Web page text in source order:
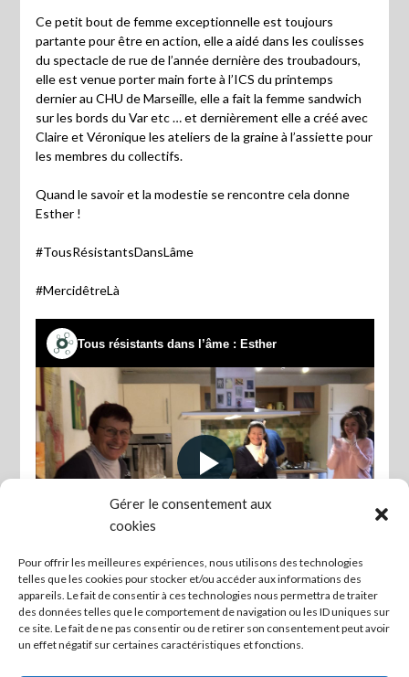
Gérer le consentement aux
cookies
Pour offrir les meilleures expériences, nous utilisons des technologies
telles que les cookies pour stocker et/ou accéder aux informations des
appareils. Le fait de consentir à ces technologies nous permettra de traiter
des données telles que le comportement de navigation ou les ID uniques sur
ce site. Le fait de ne pas consentir ou de retirer son consentement peut avoir
un effet négatif sur certaines caractéristiques et fonctions.
Ce petit bout de femme exceptionnelle est toujours
partante pour être en action, elle a aidé dans les coulisses
du spectacle de rue de l’année dernière des troubadours,
elle est venue porter main forte à l’ICS du printemps
dernier au CHU de Marseille, elle a fait la femme sandwich
sur les bords du Var etc … et dernièrement elle a créé avec
Claire et Véronique les ateliers de la graine à l’assiette pour
les membres du collectifs.
Quand le savoir et la modestie se rencontre cela donne
Esther !
#TousRésistantsDansLâme
#MercidêtreLà